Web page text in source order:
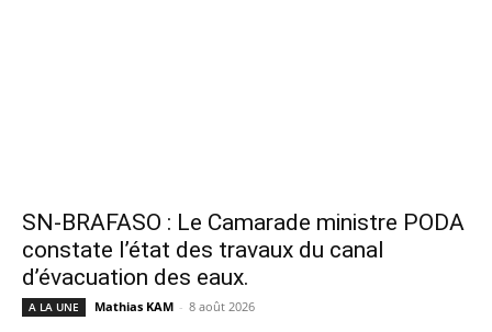
SN-BRAFASO : Le Camarade ministre PODA
constate l’état des travaux du canal
d’évacuation des eaux.
A LA UNE Mathias KAM - 8 août 2026